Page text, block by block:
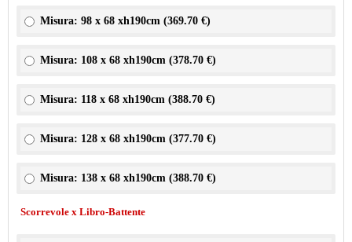
Misura: 98 x 68 xh190cm (369.70 €)
Misura: 108 x 68 xh190cm (378.70 €)
Misura: 118 x 68 xh190cm (388.70 €)
Misura: 128 x 68 xh190cm (377.70 €)
Misura: 138 x 68 xh190cm (388.70 €)
Scorrevole x Libro-Battente